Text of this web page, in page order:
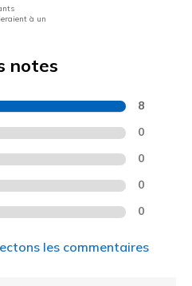
à un
notes
8
0
0
0
0
les commentaires